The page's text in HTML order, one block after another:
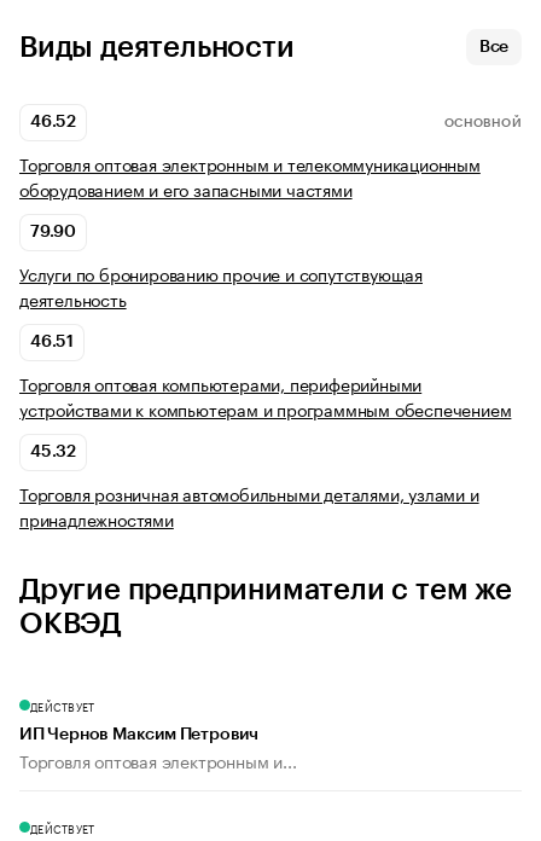
Виды деятельности Все
46.52 ОСНОВНОЙ
Торговля оптовая электронным и телекоммуникационным
оборудованием и его запасными частями
79.90
Услуги по бронированию прочие и сопутствующая
деятельность
46.51
Торговля оптовая компьютерами, периферийными
устройствами к компьютерам и программным обеспечением
45.32
Торговля розничная автомобильными деталями, узлами и
принадлежностями
Другие предприниматели с тем же
ОКВЭД
ДЕЙСТВУЕТ
ИП Чернов Максим Петрович
Торговля оптовая электронным и...
ДЕЙСТВУЕТ